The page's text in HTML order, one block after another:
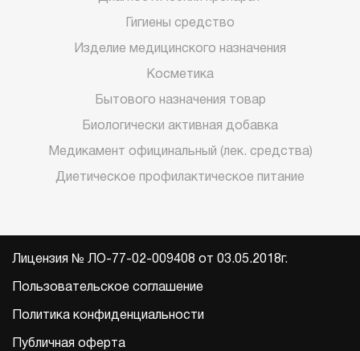
Гигиены средство
Изделие медицинского назначения
Косметика
Бытового назначения товар
Биологически активная добавка
Медикамент официнальный (лек. средства)
Диетическое профилактическое питание
Лицензия № ЛО-77-02-009408 от 03.05.2018г.
Пользовательское соглашение
Политика конфиденциальности
Публичная оферта